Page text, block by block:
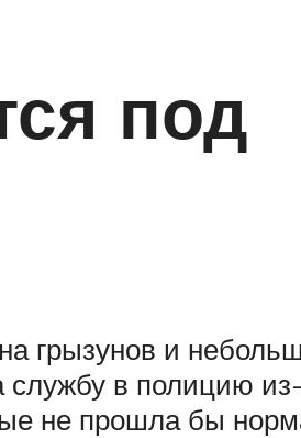
под
грызунов и
службу в полицию
не прошла бы